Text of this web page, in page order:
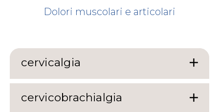
Dolori muscolari e articolari
cervicalgia
cervicobrachialgia